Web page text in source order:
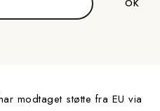
modtaget støtte fra EU via